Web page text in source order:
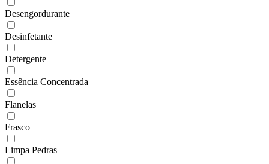
Desengordurante
Desinfetante
Detergente
Essência Concentrada
Flanelas
Frasco
Limpa Pedras